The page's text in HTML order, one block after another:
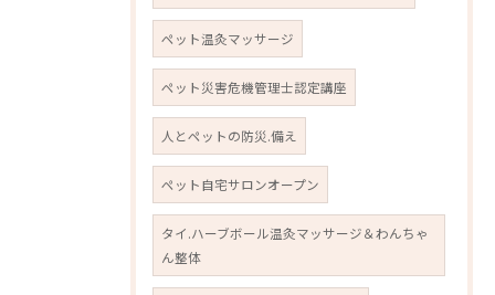
ペット温灸マッサージ
ペット災害危機管理士認定講座
人とペットの防災.備え
ペット自宅サロンオープン
タイ.ハーブボール温灸マッサージ＆わんちゃ
ん整体